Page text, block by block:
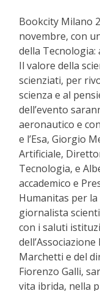
Bookcity Milano
novembre, con
della Tecnologia:
Il valore della
scienziati, per
scienza e al
dell’evento
aeronautico e
e l’Esa, Giorgio
Artificiale,
Tecnologia, e
accademico e
Humanitas per la
giornalista
con i saluti
Marchetti e del
Fiorenzo Galli,
vita ibrida, nella